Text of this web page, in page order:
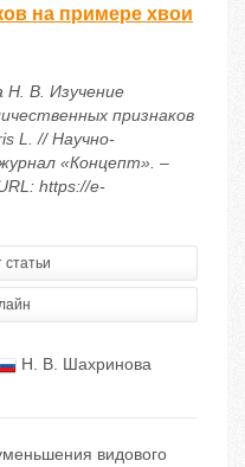
на примере хвои
Н. В. Изучение
признаков
L. // Научно-
«Концепт». –
https://e-
статьи
Н. В. Шахринова
видового